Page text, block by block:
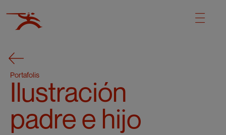
Portafolis
Ilustración
padre e hijo